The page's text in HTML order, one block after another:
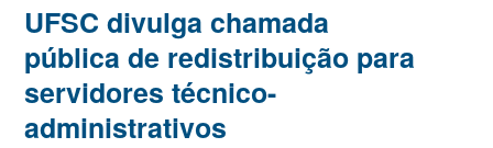
UFSC divulga chamada
pública de redistribuição para
servidores técnico-
administrativos